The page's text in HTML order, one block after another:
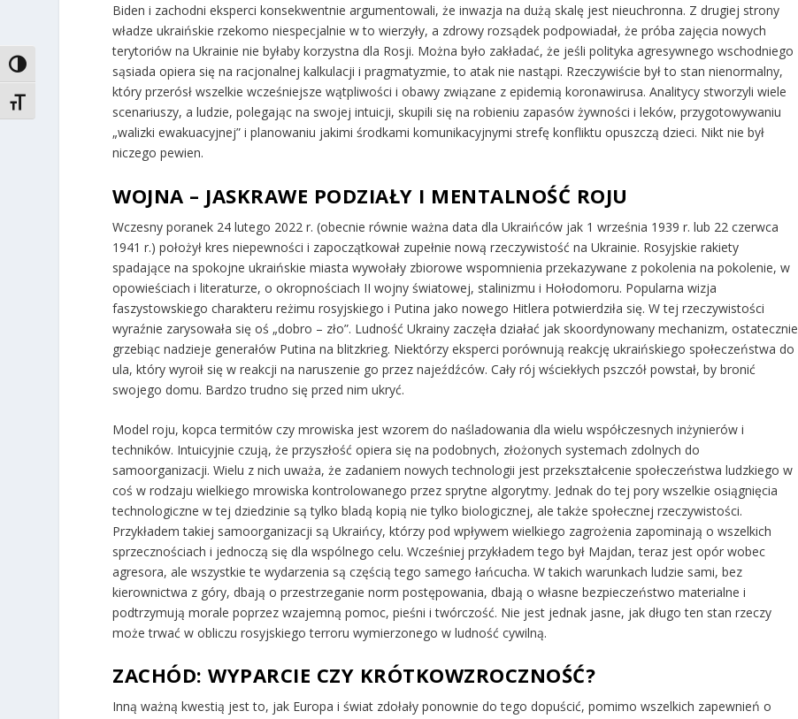
TOGGLE HIGH CONTRAST
TOGGLE FONT SIZE
Biden i zachodni eksperci konsekwentnie argumentowali, że inwazja na dużą skalę jest nieuchronna. Z drugiej strony
władze ukraińskie rzekomo niespecjalnie w to wierzyły, a zdrowy rozsądek podpowiadał, że próba zajęcia nowych
terytoriów na Ukrainie nie byłaby korzystna dla Rosji. Można było zakładać, że jeśli polityka agresywnego wschodniego
sąsiada opiera się na racjonalnej kalkulacji i pragmatyzmie, to atak nie nastąpi. Rzeczywiście był to stan nienormalny,
który przerósł wszelkie wcześniejsze wątpliwości i obawy związane z epidemią koronawirusa. Analitycy stworzyli wiele
scenariuszy, a ludzie, polegając na swojej intuicji, skupili się na robieniu zapasów żywności i leków, przygotowywaniu
„walizki ewakuacyjnej” i planowaniu jakimi środkami komunikacyjnymi strefę konfliktu opuszczą dzieci. Nikt nie był
niczego pewien.
WOJNA – JASKRAWE PODZIAŁY I MENTALNOŚĆ ROJU
Wczesny poranek 24 lutego 2022 r. (obecnie równie ważna data dla Ukraińców jak 1 września 1939 r. lub 22 czerwca
1941 r.) położył kres niepewności i zapoczątkował zupełnie nową rzeczywistość na Ukrainie. Rosyjskie rakiety
spadające na spokojne ukraińskie miasta wywołały zbiorowe wspomnienia przekazywane z pokolenia na pokolenie, w
opowieściach i literaturze, o okropnościach II wojny światowej, stalinizmu i Hołodomoru. Popularna wizja
faszystowskiego charakteru reżimu rosyjskiego i Putina jako nowego Hitlera potwierdziła się. W tej rzeczywistości
wyraźnie zarysowała się oś „dobro – zło”. Ludność Ukrainy zaczęła działać jak skoordynowany mechanizm, ostatecznie
grzebiąc nadzieje generałów Putina na blitzkrieg. Niektórzy eksperci porównują reakcję ukraińskiego społeczeństwa do
ula, który wyroił się w reakcji na naruszenie go przez najeźdźców. Cały rój wściekłych pszczół powstał, by bronić
swojego domu. Bardzo trudno się przed nim ukryć.
Model roju, kopca termitów czy mrowiska jest wzorem do naśladowania dla wielu współczesnych inżynierów i
techników. Intuicyjnie czują, że przyszłość opiera się na podobnych, złożonych systemach zdolnych do
samoorganizacji. Wielu z nich uważa, że ​​zadaniem nowych technologii jest przekształcenie społeczeństwa ludzkiego w
coś w rodzaju wielkiego mrowiska kontrolowanego przez sprytne algorytmy. Jednak do tej pory wszelkie osiągnięcia
technologiczne w tej dziedzinie są tylko bladą kopią nie tylko biologicznej, ale także społecznej rzeczywistości.
Przykładem takiej samoorganizacji są Ukraińcy, którzy pod wpływem wielkiego zagrożenia zapominają o wszelkich
sprzecznościach i jednoczą się dla wspólnego celu. Wcześniej przykładem tego był Majdan, teraz jest opór wobec
agresora, ale wszystkie te wydarzenia są częścią tego samego łańcucha. W takich warunkach ludzie sami, bez
kierownictwa z góry, dbają o przestrzeganie norm postępowania, dbają o własne bezpieczeństwo materialne i
podtrzymują morale poprzez wzajemną pomoc, pieśni i twórczość. Nie jest jednak jasne, jak długo ten stan rzeczy
może trwać w obliczu rosyjskiego terroru wymierzonego w ludność cywilną.
ZACHÓD: WYPARCIE CZY KRÓTKOWZROCZNOŚĆ?
Inną ważną kwestią jest to, jak Europa i świat zdołały ponownie do tego dopuścić, pomimo wszelkich zapewnień o